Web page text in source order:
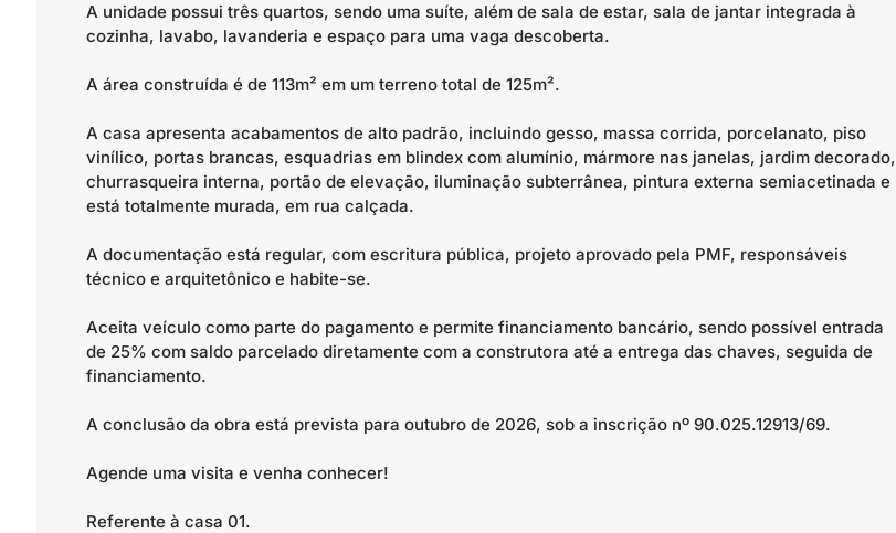
A unidade possui três quartos, sendo uma suíte, além de sala de estar, sala de jantar integrada à
cozinha, lavabo, lavanderia e espaço para uma vaga descoberta.
A área construída é de 113m² em um terreno total de 125m².
A casa apresenta acabamentos de alto padrão, incluindo gesso, massa corrida, porcelanato, piso
vinílico, portas brancas, esquadrias em blindex com alumínio, mármore nas janelas, jardim decorado,
churrasqueira interna, portão de elevação, iluminação subterrânea, pintura externa semiacetinada e
está totalmente murada, em rua calçada.
A documentação está regular, com escritura pública, projeto aprovado pela PMF, responsáveis
técnico e arquitetônico e habite-se.
Aceita veículo como parte do pagamento e permite financiamento bancário, sendo possível entrada
de 25% com saldo parcelado diretamente com a construtora até a entrega das chaves, seguida de
financiamento.
A conclusão da obra está prevista para outubro de 2026, sob a inscrição nº 90.025.12913/69.
Agende uma visita e venha conhecer!
Referente à casa 01.